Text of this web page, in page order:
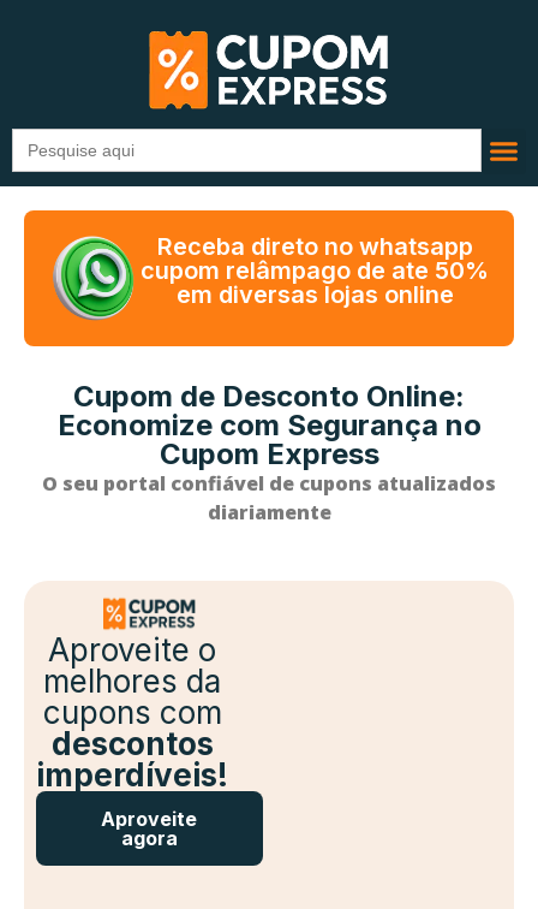
Search
for:
Receba direto no whatsapp
cupom relâmpago de ate 50%
em diversas lojas online
Cupom de Desconto Online:
Economize com Segurança no
Cupom Express
O seu portal confiável de cupons atualizados
diariamente
Aproveite o
melhores da
cupons com
descontos
imperdíveis!
Aproveite
agora